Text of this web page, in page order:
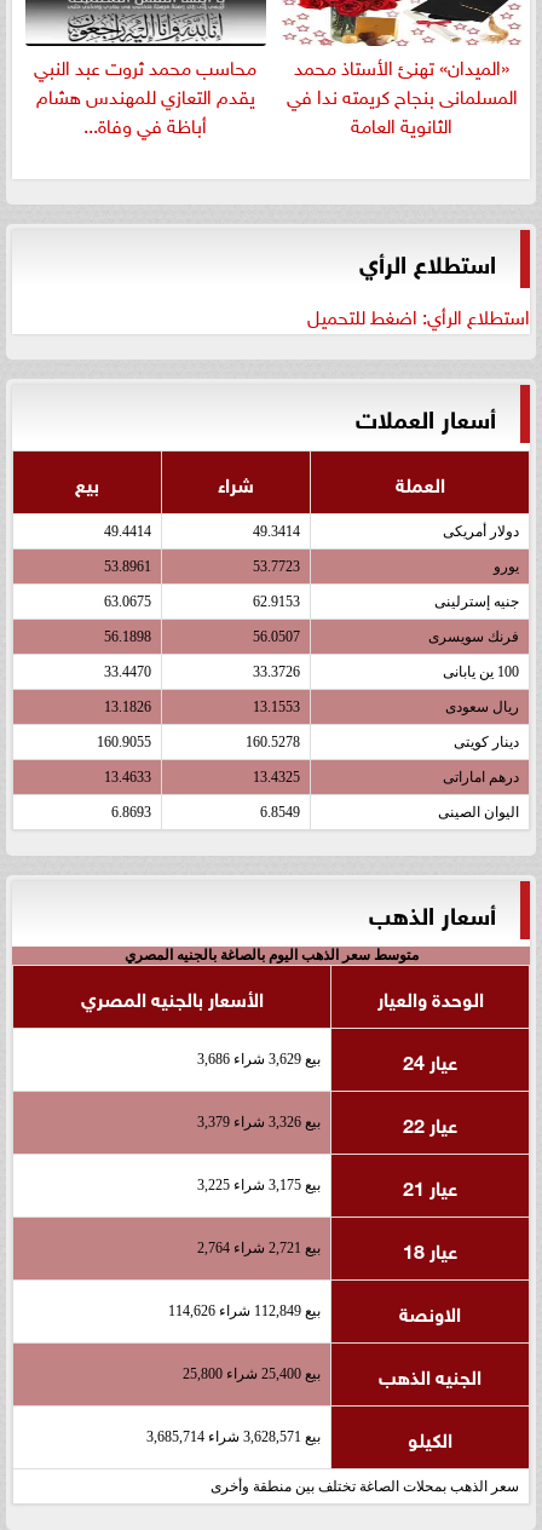
«الميدان» تهنئ الأستاذ محمد
المسلمانى بنجاح كريمته ندا في
الثانوية العامة
​محاسب محمد ثروت عبد النبي
يقدم التعازي للمهندس هشام
أباظة في وفاة...
استطلاع الرأي
استطلاع الرأي: اضغط للتحميل
أسعار العملات
العملة شراء بيع
دولار أمريكى 49.3414
49.4414
يورو 53.7723
53.8961
جنيه إسترلينى 62.9153
63.0675
فرنك سويسرى 56.0507
56.1898
100 ين يابانى 33.3726
33.4470
ريال سعودى 13.1553
13.1826
دينار كويتى 160.5278
160.9055
درهم اماراتى 13.4325
13.4633
اليوان الصينى 6.8549
6.8693
أسعار الذهب
متوسط سعر الذهب اليوم بالصاغة بالجنيه المصري
الوحدة والعيار
الأسعار بالجنيه المصري
عيار 24
بيع 3,629 شراء 3,686
عيار 22 بيع 3,326 شراء 3,379
عيار 21 بيع 3,175 شراء 3,225
عيار 18 بيع 2,721 شراء 2,764
الاونصة بيع 112,849 شراء 114,626
الجنيه الذهب بيع 25,400 شراء 25,800
الكيلو بيع 3,628,571 شراء 3,685,714
سعر الذهب بمحلات الصاغة تختلف بين منطقة وأخرى